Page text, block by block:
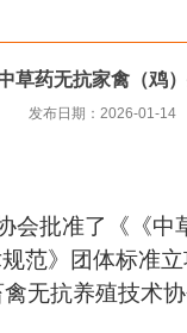
草药无抗家禽（鸡
发布日期：2026-01-14
会批准了 《《
范》
团体标准立
无抗养殖技术